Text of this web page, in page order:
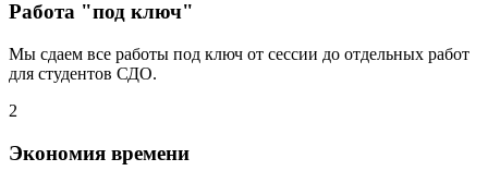
Работа "под ключ"
Мы сдаем все работы под ключ от сессии до отдельных работ
для студентов СДО.
2
Экономия времени